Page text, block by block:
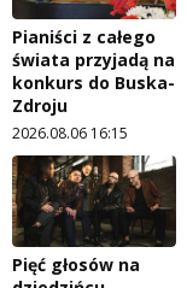
Pianiści z całego
świata przyjadą na
konkurs do Buska-
Zdroju
2026.08.06 16:15
Pięć głosów na